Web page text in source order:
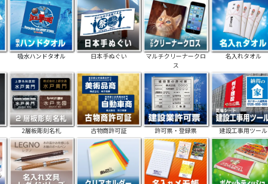
吸水ハンドタオル 日本手ぬぐい
マルチクリーナークロ
ス
名入れタオル
2層板彫刻名札 古物商許可証 許可票・登録票 建設工事用ツール